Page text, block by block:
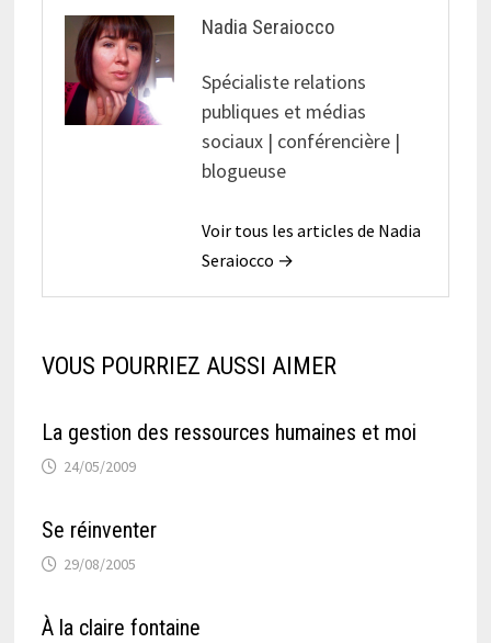
Nadia Seraiocco
Spécialiste relations
publiques et médias
sociaux | conférencière |
blogueuse
Voir tous les articles de Nadia
Seraiocco →
VOUS POURRIEZ AUSSI AIMER
La gestion des ressources humaines et moi
24/05/2009
Se réinventer
29/08/2005
À la claire fontaine